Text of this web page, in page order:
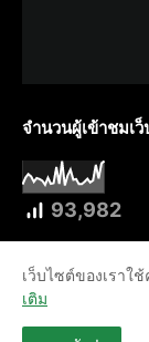
จำนวนผู้เข้าชมเ
93,982
เว็บไซต์ของเราใ
เติม